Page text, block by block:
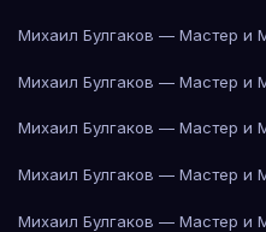
Михаил Булгаков — Мастер и
Михаил Булгаков — Мастер и
Михаил Булгаков — Мастер и
Михаил Булгаков — Мастер и
Михаил Булгаков — Мастер и